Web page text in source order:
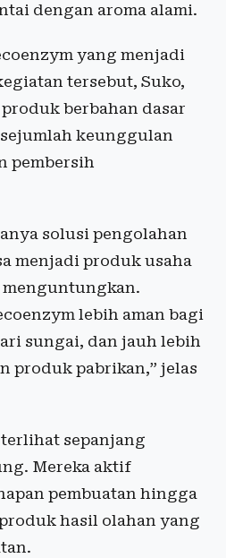
dengan aroma alami.
yang menjadi
tersebut, Suko,
berbahan dasar
keunggulan
pembersih
solusi pengolahan
menjadi produk usaha
lebih aman bagi
sungai, dan jauh lebih
produk pabrikan,” jelas
sepanjang
Mereka aktif
pembuatan hingga
hasil olahan yang